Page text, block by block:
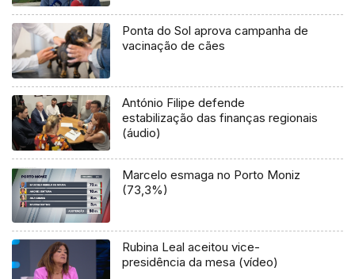
Ponta do Sol aprova campanha de
vacinação de cães
António Filipe defende
estabilização das finanças regionais
(áudio)
Marcelo esmaga no Porto Moniz
(73,3%)
Rubina Leal aceitou vice-
presidência da mesa (vídeo)